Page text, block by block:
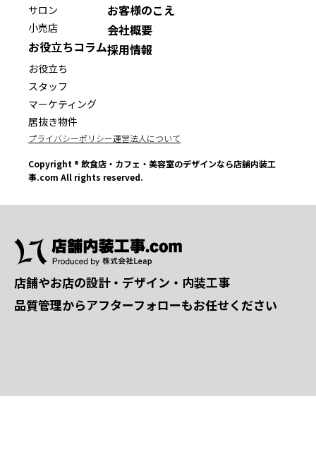
サロン
小売店
お役立ちコラム
お役立ち
スタッフ
マーケティング
居抜き物件
お客様のこえ
会社概要
採用情報
プライバシーポリシー運営法人について
Copyright ® 飲食店・カフェ・美容室のデザインなら店舗内装工
事.com All rights reserved.
店舗やお店の設計・デザイン・内装工事
品質管理からアフターフォローもお任せください